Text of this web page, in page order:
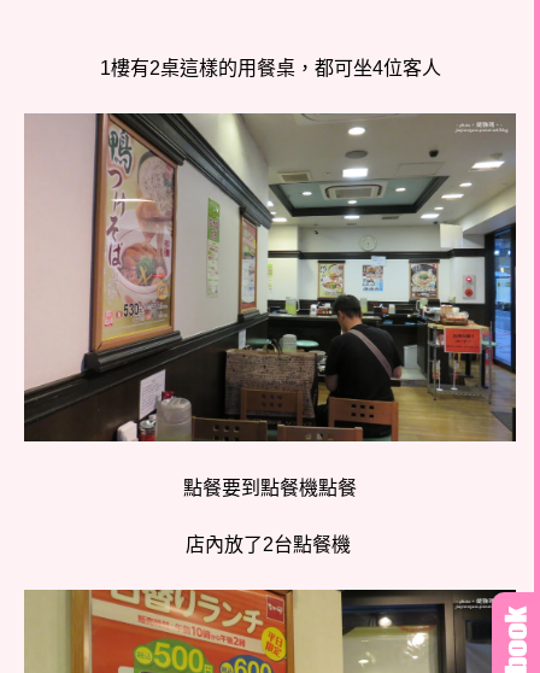
1樓有2桌這樣的用餐桌，都可坐4位客人
點餐要到點餐機點餐
店內放了2台點餐機